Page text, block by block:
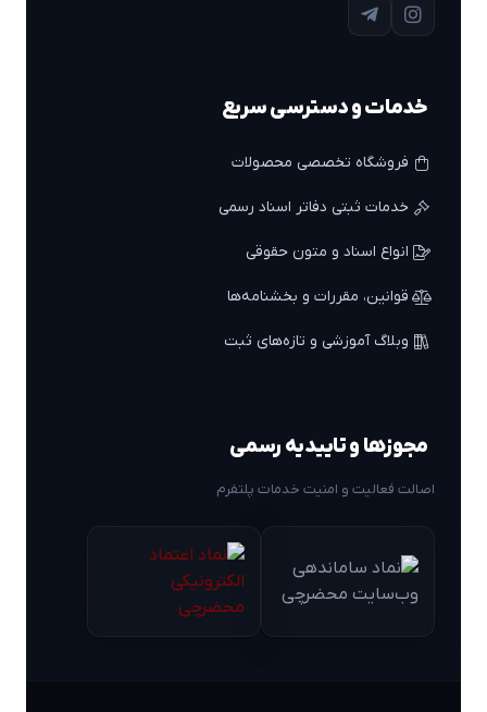
خدمات و دسترسی سریع
فروشگاه تخصصی محصولات
خدمات ثبتی دفاتر اسناد رسمی
انواع اسناد و متون حقوقی
قوانین، مقررات و بخشنامه‌ها
وبلاگ آموزشی و تازه‌های ثبت
مجوزها و تاییدیه رسمی
اصالت فعالیت و امنیت خدمات پلتفرم